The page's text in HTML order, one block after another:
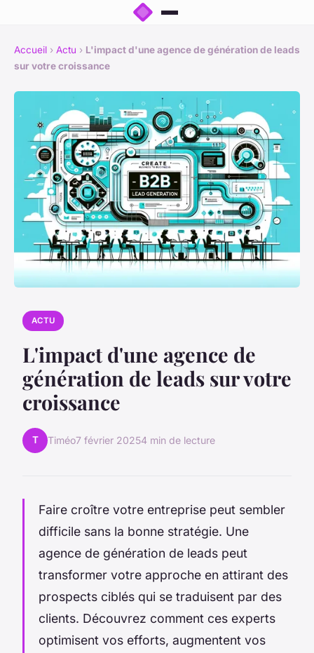
Accueil › Actu › L'impact d'une agence de génération de leads
sur votre croissance
ACTU
L'impact d'une agence de
génération de leads sur votre
croissance
T Timéo7 février 20254 min de lecture
Faire croître votre entreprise peut sembler
difficile sans la bonne stratégie. Une
agence de génération de leads peut
transformer votre approche en attirant des
prospects ciblés qui se traduisent par des
clients. Découvrez comment ces experts
optimisent vos efforts, augmentent vos